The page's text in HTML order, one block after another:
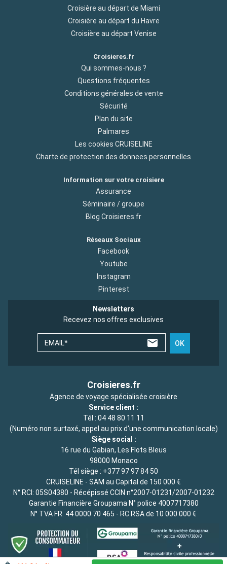
Croisière au départ de Miami
Croisière au départ du Havre
Croisière au départ Venise
Croisieres.fr
Qui sommes-nous ?
Questions fréquentes
Conditions générales de vente
Sécurité
Plan du site
Palmares
Les cookies CRUISELINE
Charte de protection des donnees personnelles
Information sur votre croisiere
Assurance
Séminaire / groupe
Blog Croisieres.fr
Réseaux Sociaux
Facebook
Youtube
Instagram
Pinterest
Newsletters
Recevez nos offres exclusives
EMAIL* OK
Croisieres.fr
Agence de voyage spécialisée croisière
Service client :
Tél : 04 48 80 11 11
(Numéro non surtaxé, appel au prix d'une communication locale)
Siège social :
16 rue du Gabian, Les Flots Bleus
98000 Monaco
Tél siège : +377 97 97 84 50
CRUISELINE - SAM au Capital de 150 000 €
N° RCI: 05S04380 - Récépissé CCIN n°2007-01231/2007-01232
Garantie Financière Groupama N° police 4007717380
N° TVA FR. 44 0000 70 465 - RC RSA de 10 000 000 €